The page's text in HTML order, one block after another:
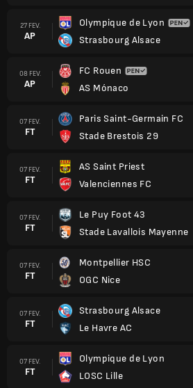
27 FEV.
AP
Olympique de Lyon
Strasbourg Alsace
08 FEV.
AP
FC Rouen
AS Mónaco
07 FEV.
FT
Paris Saint-Germain FC
Stade Brestois 29
07 FEV.
FT
AS Saint Priest
Valenciennes FC
07 FEV.
FT
Le Puy Foot 43
Stade Lavallois Mayenne
07 FEV.
FT
Montpellier HSC
OGC Nice
07 FEV.
FT
Strasbourg Alsace
Le Havre AC
07 FEV.
FT
Olympique de Lyon
LOSC Lille